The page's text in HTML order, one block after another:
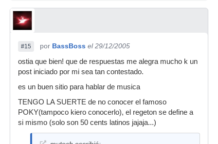
#15 por BassBoss el 29/12/2005
ostia que bien! que de respuestas me alegra mucho k un
post iniciado por mi sea tan contestado.
es un buen sitio para hablar de musica
TENGO LA SUERTE de no conocer el famoso
POKY(tampoco kiero conocerlo), el regeton se define a
si mismo (solo son 50 cents latinos jajaja...)